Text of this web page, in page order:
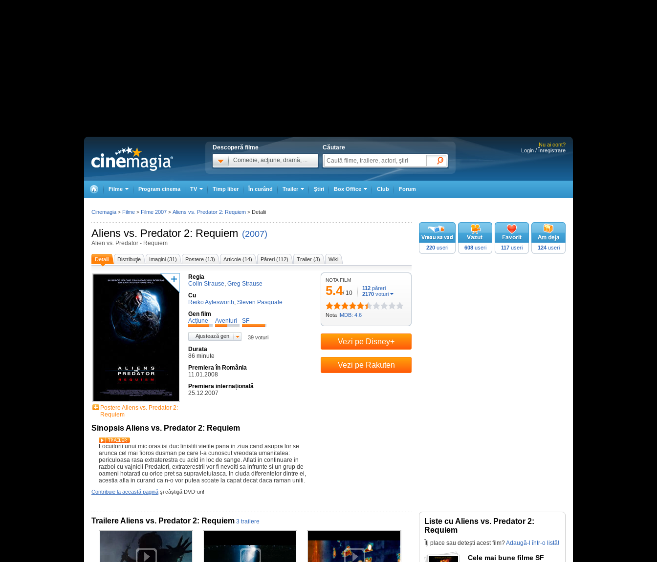
Descoperă filme
Comedie, acţiune, dramă, ...
Căutare
Nu ai cont?
Login / Înregistrare
Filme Program cinema TV Timp liber În curând Trailer Ştiri Box Office Club Forum
Aliens vs. Predator 2: Requiem (2007)
Alien vs. Predator - Requiem
Detalii Distribuţie Imagini (31) Postere (13) Articole (14) Păreri (112) Trailer (3) Wiki
Postere Aliens vs. Predator 2:
Requiem
Regia
Colin Strause, Greg Strause
Cu
Reiko Aylesworth, Steven Pasquale
Gen film
Acţiune
Aventuri SF
Ajustează gen 39 voturi
Durata
86 minute
Premiera în România
11.01.2008
Premiera internațională
25.12.2007
Sinopsis Aliens vs. Predator 2: Requiem
Locuitorii unui mic oras isi duc linistiti vietile pana in ziua cand asupra lor se
arunca cel mai fioros dusman pe care l-a cunoscut vreodata umanitatea:
periculoasa rasa extraterestra cu acid in loc de sange. Aflati in continuare in
razboi cu vajnicii Predatori, extraterestrii vor fi nevoiti sa infrunte si un grup de
oameni hotarati cu orice pret sa supravietuiasca. In ciuda diferentelor dintre ei,
acestia afla in curand ca n-o vor putea scoate la capat decat daca raman uniti.
Contribuie la această pagină şi câştigă DVD-uri!
NOTA FILM
5.4/ 10
112 păreri
2170 voturi
Nota IMDB: 4.6
Vezi pe Disney+
Vezi pe Rakuten
220 useri 608useri 117 useri 124useri
Trailere Aliens vs. Predator 2: Requiem 3 trailere
Liste cu Aliens vs. Predator 2:
Requiem
Îţi place sau deteşti acest film?Adaugă-l într-o listă!
Cele mai bune filme SF
Cinemagia > Filme > Filme 2007 > Aliens vs. Predator 2: Requiem > Detalii